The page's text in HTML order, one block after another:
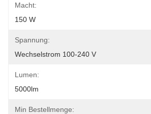
Macht:
150 W
Spannung:
Wechselstrom 100-240 V
Lumen:
5000lm
Min Bestellmenge: